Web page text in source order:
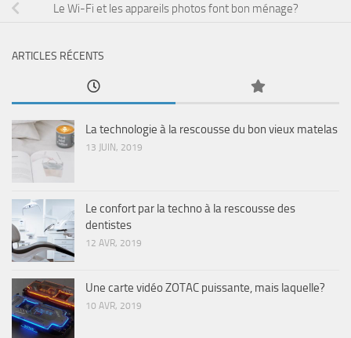
Le Wi-Fi et les appareils photos font bon ménage?
ARTICLES RÉCENTS
La technologie à la rescousse du bon vieux matelas
13 JUIN, 2019
Le confort par la techno à la rescousse des
dentistes
12 AVR, 2019
Une carte vidéo ZOTAC puissante, mais laquelle?
10 AVR, 2019